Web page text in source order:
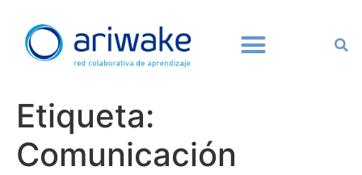
Etiqueta:
Comunicación